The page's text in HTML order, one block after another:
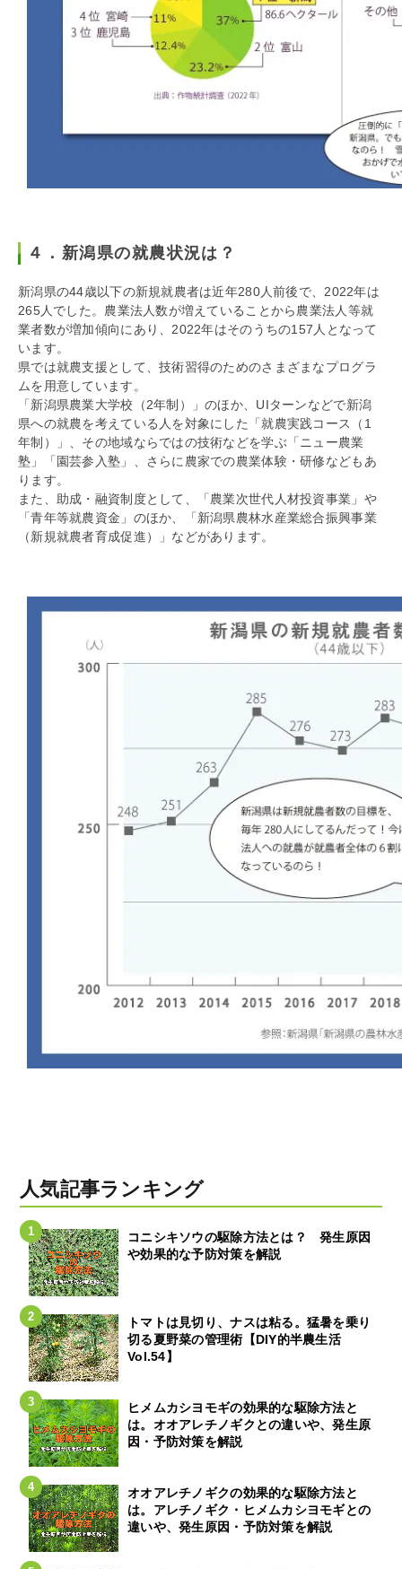
４．新潟県の就農状況は？
新潟県の44歳以下の新規就農者は近年280人前後で、2022年は
265人でした。農業法人数が増えていることから農業法人等就
業者数が増加傾向にあり、2022年はそのうちの157人となって
います。
県では就農支援として、技術習得のためのさまざまなプログラ
ムを用意しています。
「新潟県農業大学校（2年制）」のほか、UIターンなどで新潟
県への就農を考えている人を対象にした「就農実践コース（1
年制）」、その地域ならではの技術などを学ぶ「ニュー農業
塾」「園芸参入塾」、さらに農家での農業体験・研修などもあ
ります。
また、助成・融資制度として、「農業次世代人材投資事業」や
「青年等就農資金」のほか、「新潟県農林水産業総合振興事業
（新規就農者育成促進）」などがあります。
人気記事ランキング
コニシキソウの駆除方法とは？ 発生原因
や効果的な予防対策を解説
トマトは見切り、ナスは粘る。猛暑を乗り
切る夏野菜の管理術【DIY的半農生活
Vol.54】
ヒメムカシヨモギの効果的な駆除方法と
は。オオアレチノギクとの違いや、発生原
因・予防対策を解説
オオアレチノギクの効果的な駆除方法と
は。アレチノギク・ヒメムカシヨモギとの
違いや、発生原因・予防対策を解説